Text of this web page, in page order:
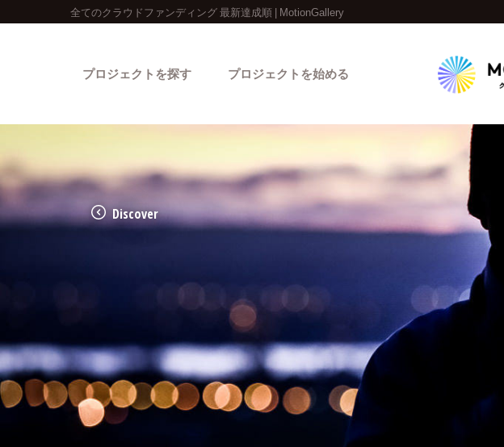
全てのクラウドファンディング 最新達成順 | MotionGallery
プロジェクトを探す
人気のプロジェクト
キ
プロジェクトを始める
Discover